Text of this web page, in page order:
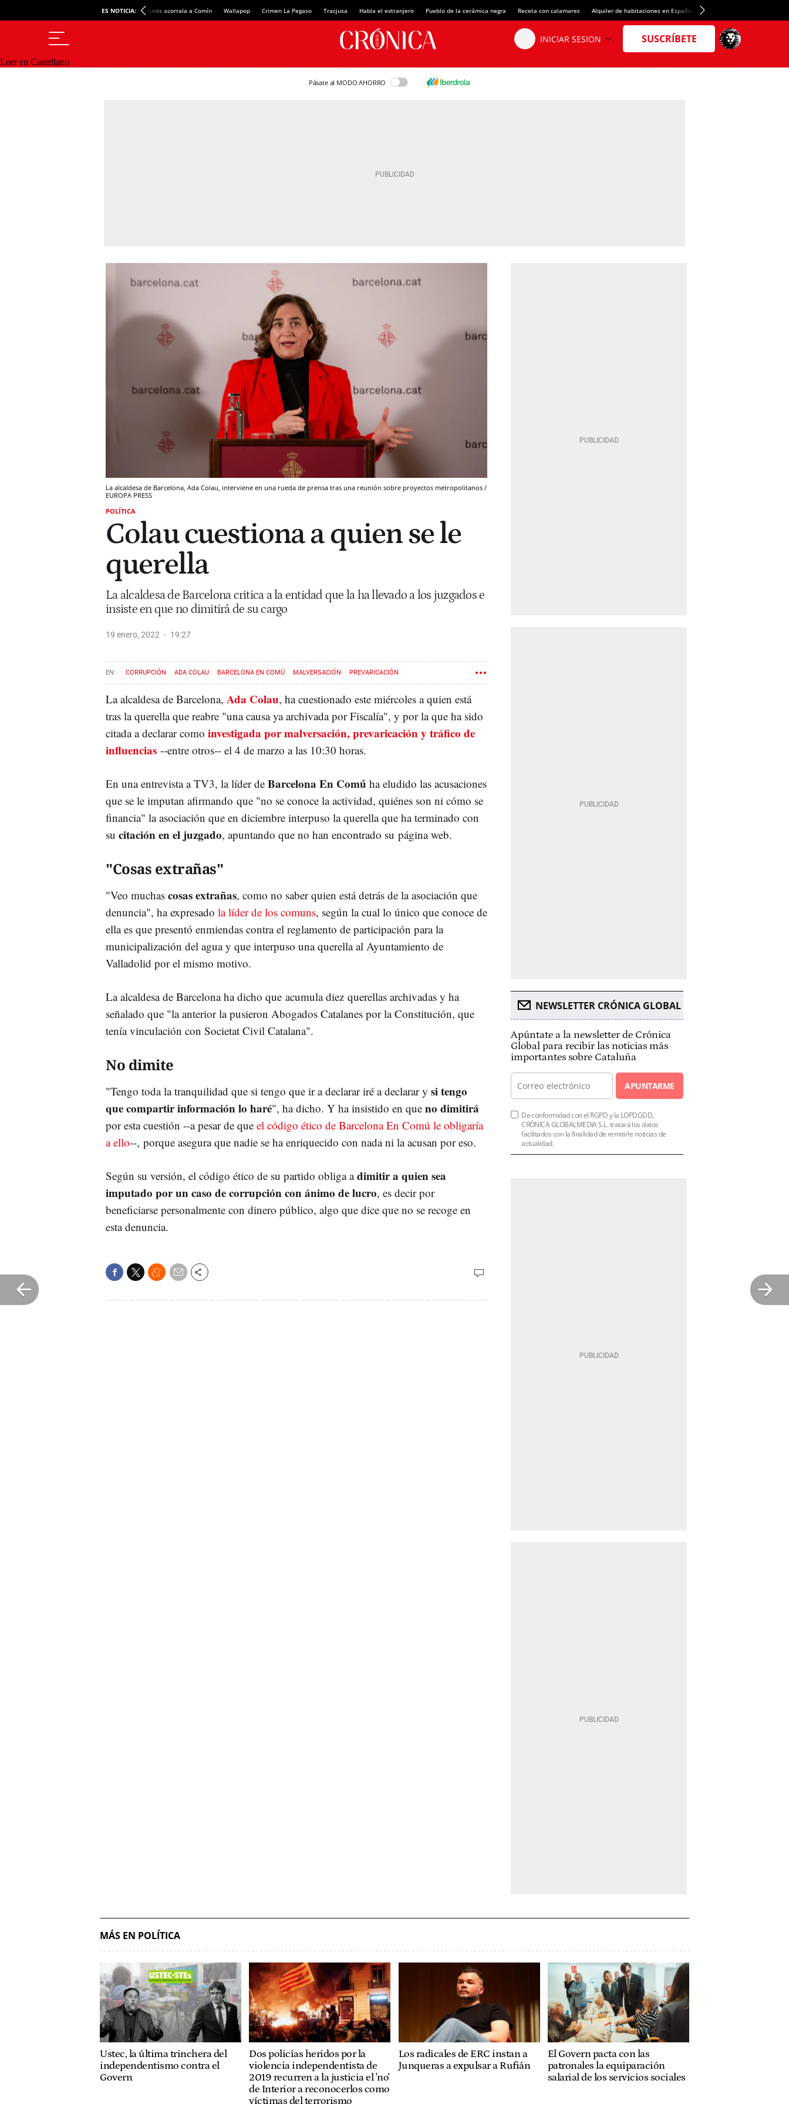
ES NOTICIA: Junts acorrala a Comín Wallapop Crimen La Pegaso Tracjusa Habla el extranjero Pueblo de la cerámica negra Receta con calamares Alquiler de habitaciones en España Crédito del Spotify Camp Nou
Leer en Castellano
Pásate al MODO AHORRO
La alcaldesa de Barcelona, Ada Colau, interviene en una rueda de prensa tras una reunión sobre proyectos metropolitanos /
EUROPA PRESS
POLÍTICA
Colau cuestiona a quien se le
querella
La alcaldesa de Barcelona critica a la entidad que la ha llevado a los juzgados e
insiste en que no dimitirá de su cargo
19 enero, 2022 19:27
CORRUPCIÓN ADA COLAU BARCELONA EN COMÚ MALVERSACIÓN PREVARICACIÓN
La alcaldesa de Barcelona, Ada Colau, ha cuestionado este miércoles a quien está
tras la querella que reabre "una causa ya archivada por Fiscalía", y por la que ha sido
citada a declarar como investigada por malversación, prevaricación y tráfico de
influencias --entre otros-- el 4 de marzo a las 10:30 horas.
En una entrevista a TV3, la líder de Barcelona En Comú ha eludido las acusaciones
que se le imputan afirmando que "no se conoce la actividad, quiénes son ni cómo se
financia" la asociación que en diciembre interpuso la querella que ha terminado con
su citación en el juzgado, apuntando que no han encontrado su página web.
"Cosas extrañas"
"Veo muchas cosas extrañas, como no saber quien está detrás de la asociación que
denuncia", ha expresado la líder de los comuns, según la cual lo único que conoce de
ella es que presentó enmiendas contra el reglamento de participación para la
municipalización del agua y que interpuso una querella al Ayuntamiento de
Valladolid por el mismo motivo.
La alcaldesa de Barcelona ha dicho que acumula diez querellas archivadas y ha
señalado que "la anterior la pusieron Abogados Catalanes por la Constitución, que
tenía vinculación con Societat Civil Catalana".
No dimite
"Tengo toda la tranquilidad que si tengo que ir a declarar iré a declarar y si tengo
que compartir información lo haré", ha dicho. Y ha insistido en que no dimitirá
por esta cuestión --a pesar de que el código ético de Barcelona En Comú le obligaría
a ello--, porque asegura que nadie se ha enriquecido con nada ni la acusan por eso.
Según su versión, el código ético de su partido obliga adimitir a quien sea
imputado por un caso de corrupción con ánimo de lucro, es decir por
beneficiarse personalmente con dinero público, algo que dice que no se recoge en
esta denuncia.
NEWSLETTER CRÓNICA GLOBAL
Apúntate a la newsletter de Crónica
Global para recibir las noticias más
importantes sobre Cataluña
APUNTARME
De conformidad con el RGPD y la LOPDGDD,
CRÓNICA GLOBALMEDIA S.L. tratará los datos
facilitados con la finalidad de remitirle noticias de
actualidad.
MÁS EN POLÍTICA
Ustec, la última trinchera del
independentismo contra el
Govern
Dos policías heridos por la
violencia independentista de
2019 recurren a la justicia el 'no'
de Interior a reconocerlos como
víctimas del terrorismo
Los radicales de ERC instan a
Junqueras a expulsar a Rufián
El Govern pacta con las
patronales la equiparación
salarial de los servicios sociales